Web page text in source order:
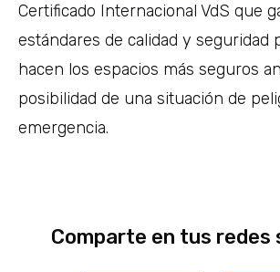
Certificado Internacional VdS que
estándares de calidad y seguridad
hacen los espacios más seguros
posibilidad de una situación de
emergencia.
Comparte en tus redes